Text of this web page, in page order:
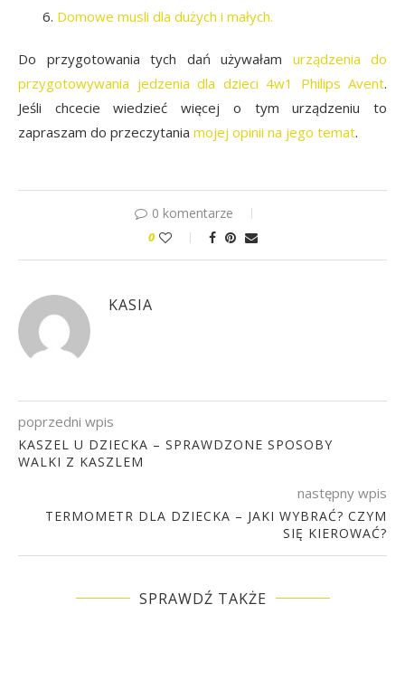
Domowe musli dla dużych i małych.
Do przygotowania tych dań używałam urządzenia do
przygotowywania jedzenia dla dzieci 4w1 Philips Avent.
Jeśli chcecie wiedzieć więcej o tym urządzeniu to
zapraszam do przeczytania mojej opinii na jego temat.
0 komentarze
0
KASIA
poprzedni wpis
KASZEL U DZIECKA – SPRAWDZONE SPOSOBY
WALKI Z KASZLEM
następny wpis
TERMOMETR DLA DZIECKA – JAKI WYBRAĆ? CZYM
SIĘ KIEROWAĆ?
SPRAWDŹ TAKŻE